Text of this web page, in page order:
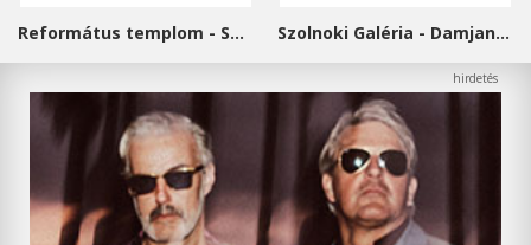
Református templom - Salgótarján Szolnoki Galéria - Damjanich János Múzeum